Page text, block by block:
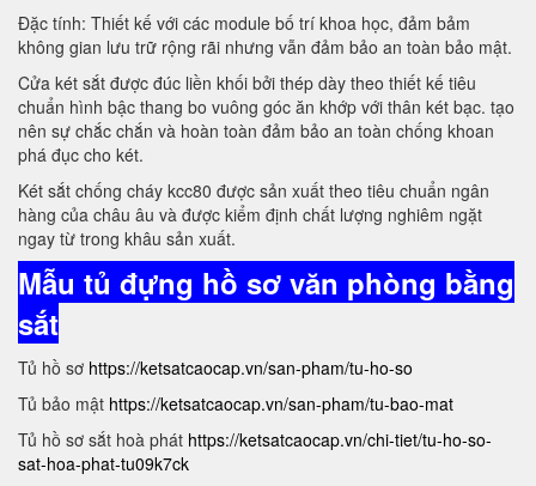
Đặc tính: Thiết kế với các module bố trí khoa học, đảm bảm
không gian lưu trữ rộng rãi nhưng vẫn đảm bảo an toàn bảo mật.
Cửa két sắt được đúc liền khối bởi thép dày theo thiết kế tiêu
chuẩn hình bậc thang bo vuông góc ăn khớp với thân két bạc. tạo
nên sự chắc chắn và hoàn toàn đảm bảo an toàn chống khoan
phá đục cho két.
Két sắt chống cháy kcc80 được sản xuất theo tiêu chuẩn ngân
hàng của châu âu và được kiểm định chất lượng nghiêm ngặt
ngay từ trong khâu sản xuất.
Mẫu tủ đựng hồ sơ văn phòng bằng
sắt
Tủ hồ sơ https://ketsatcaocap.vn/san-pham/tu-ho-so
Tủ bảo mật https://ketsatcaocap.vn/san-pham/tu-bao-mat
Tủ hồ sơ sắt hoà phát https://ketsatcaocap.vn/chi-tiet/tu-ho-so-
sat-hoa-phat-tu09k7ck